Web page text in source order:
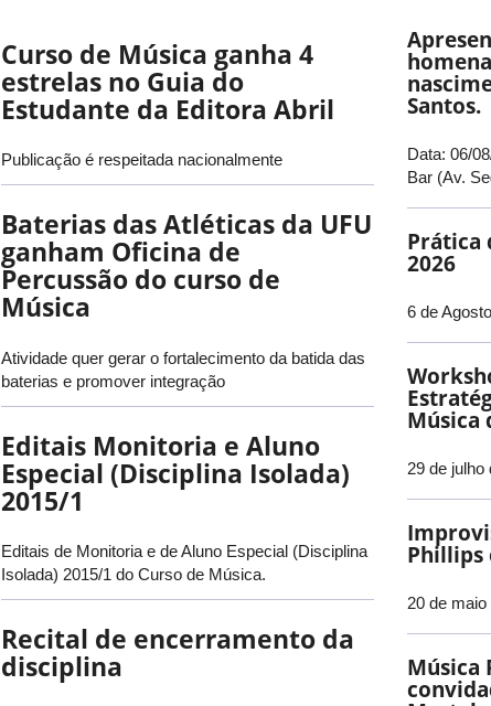
Curso de Música ganha 4
estrelas no Guia do
Estudante da Editora Abril
Publicação é respeitada nacionalmente
Baterias das Atléticas da UFU
ganham Oficina de
Percussão do curso de
Música
Atividade quer gerar o fortalecimento da batida das
baterias e promover integração
Editais Monitoria e Aluno
Especial (Disciplina Isolada)
2015/1
Editais de Monitoria e de Aluno Especial (Disciplina
Isolada) 2015/1 do Curso de Música.
Recital de encerramento da
disciplina
Santos.
Data: 06/
Bar (Av.
Prática
2026
6 de
Música
29 de julho
Phillips
20 de
Música